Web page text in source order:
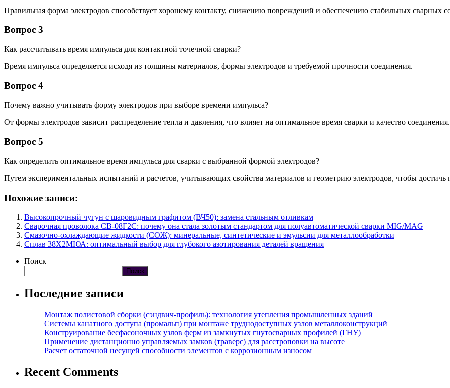
Правильная форма электродов способствует хорошему контакту, снижению повреждений и обеспечению стабильных сварных
Вопрос 3
Как рассчитывать время импульса для контактной точечной сварки?
Время импульса определяется исходя из толщины материалов, формы электродов и требуемой прочности соединения.
Вопрос 4
Почему важно учитывать форму электродов при выборе времени импульса?
От формы электродов зависит распределение тепла и давления, что влияет на оптимальное время сварки и качество соединения.
Вопрос 5
Как определить оптимальное время импульса для сварки с выбранной формой электродов?
Путем экспериментальных испытаний и расчетов, учитывающих свойства материалов и геометрию электродов, чтобы достичь
Похожие записи:
Высокопрочный чугун с шаровидным графитом (ВЧ50): замена стальным отливкам
Сварочная проволока СВ-08Г2С: почему она стала золотым стандартом для полуавтоматической сварки MIG/MAG
Смазочно-охлаждающие жидкости (СОЖ): минеральные, синтетические и эмульсии для металлообработки
Сплав 38Х2МЮА: оптимальный выбор для глубокого азотирования деталей вращения
Поиск
Поиск
Последние записи
Монтаж полистовой сборки (сэндвич-профиль): технология утепления промышленных зданий
Системы канатного доступа (промальп) при монтаже труднодоступных узлов металлоконструкций
Конструирование бесфасоночных узлов ферм из замкнутых гнутосварных профилей (ГНУ)
Применение дистанционно управляемых замков (траверс) для расстроповки на высоте
Расчет остаточной несущей способности элементов с коррозионным износом
Recent Comments